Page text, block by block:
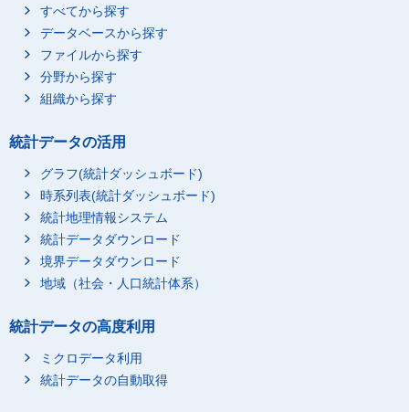
すべてから探す
データベースから探す
ファイルから探す
分野から探す
組織から探す
統計データの活用
グラフ(統計ダッシュボード)
時系列表(統計ダッシュボード)
統計地理情報システム
統計データダウンロード
境界データダウンロード
地域（社会・人口統計体系）
統計データの高度利用
ミクロデータ利用
統計データの自動取得